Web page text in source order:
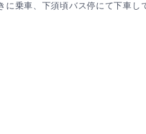
に乗車、下須頃バス停にて下車し